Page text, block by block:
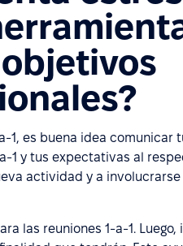
1, es buena idea comunicar
1 y tus expectativas al
actividad y a involucrarse
las reuniones 1-a-1. Luego,